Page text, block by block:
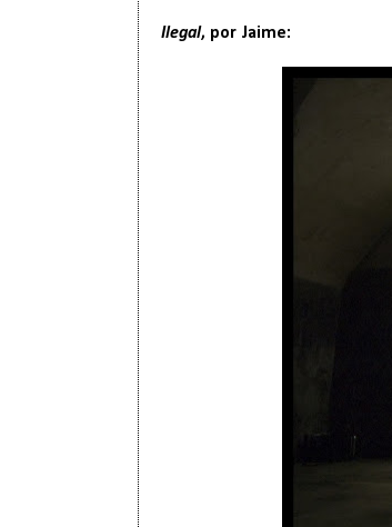
Ilegal, por Jaime: